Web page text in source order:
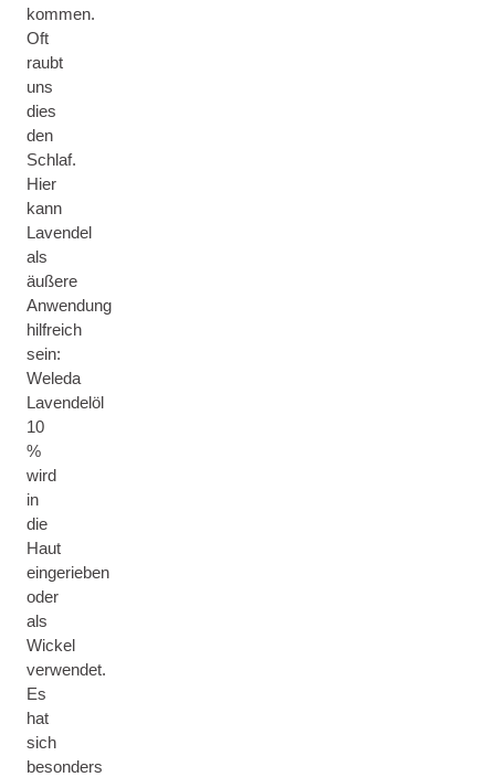
kommen.
Oft
raubt
uns
dies
den
Schlaf.
Hier
kann
Lavendel
als
äußere
Anwendung
hilfreich
sein:
Weleda
Lavendelöl
10
%
wird
in
die
Haut
eingerieben
oder
als
Wickel
verwendet.
Es
hat
sich
besonders